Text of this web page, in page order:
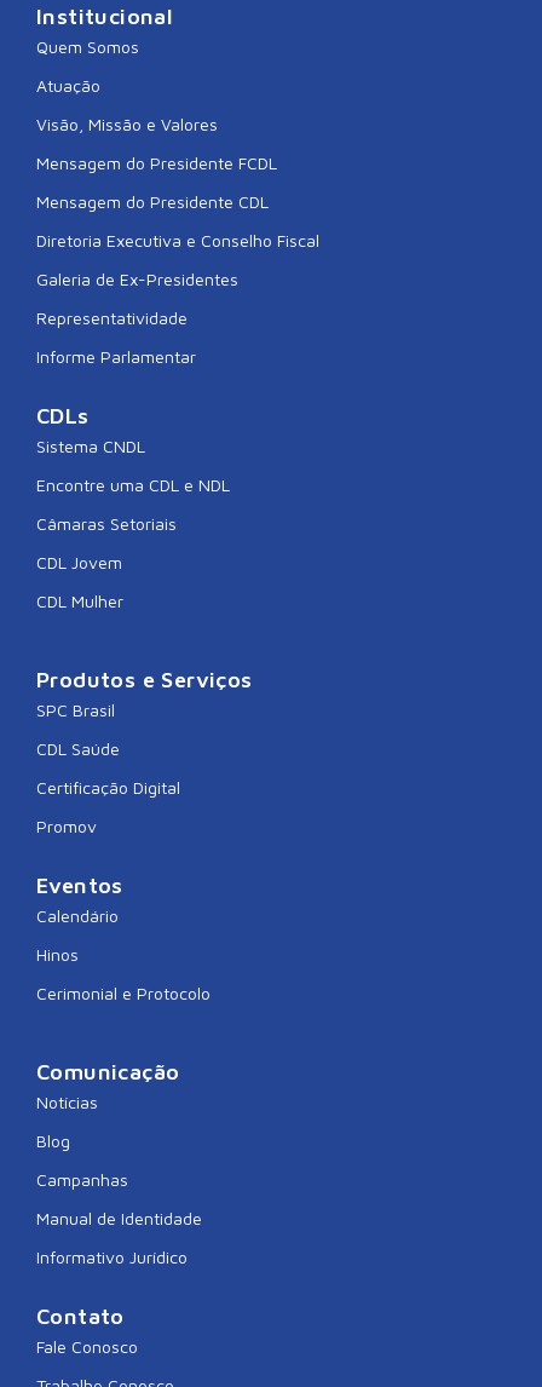
Institucional
Quem Somos
Atuação
Visão, Missão e Valores
Mensagem do Presidente FCDL
Mensagem do Presidente CDL
Diretoria Executiva e Conselho Fiscal
Galeria de Ex-Presidentes
Representatividade
Informe Parlamentar
CDLs
Sistema CNDL
Encontre uma CDL e NDL
Câmaras Setoriais
CDL Jovem
CDL Mulher
Produtos e Serviços
SPC Brasil
CDL Saúde
Certificação Digital
Promov
Eventos
Calendário
Hinos
Cerimonial e Protocolo
Comunicação
Notícias
Blog
Campanhas
Manual de Identidade
Informativo Jurídico
Contato
Fale Conosco